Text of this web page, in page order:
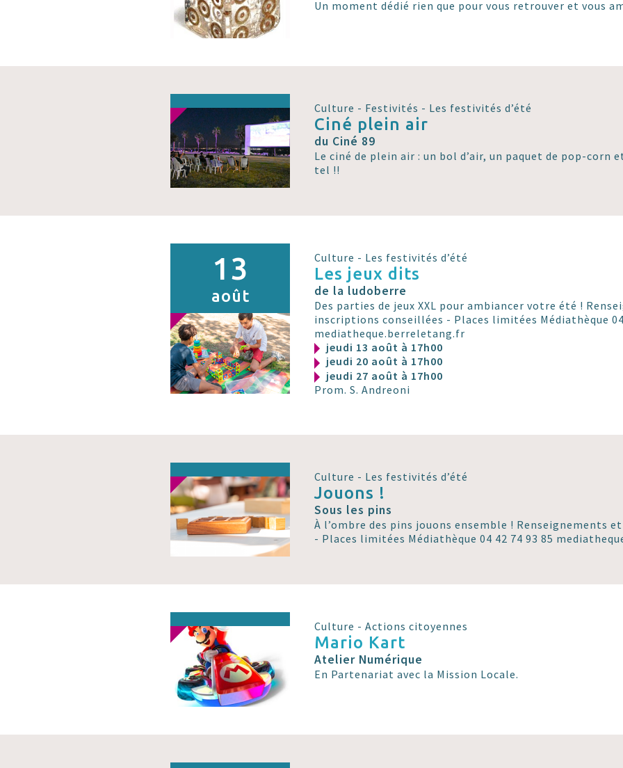
Un moment dédié rien que pour vous retrouver et vous
Culture - Festivités - Les festivités d’été
Ciné plein air
du Ciné 89
Le ciné de plein air : un bol d’air, un paquet de pop-corn
tel !!
13
août
Culture - Les festivités d’été
Les jeux dits
de la ludoberre
Des parties de jeux XXL pour ambiancer votre été !
inscriptions conseillées - Places limitées Médiathèque 04
mediatheque.berreletang.fr
jeudi 13 août à 17h00
jeudi 20 août à 17h00
jeudi 27 août à 17h00
Prom. S. Andreoni
Culture - Les festivités d’été
Jouons !
Sous les pins
À l’ombre des pins jouons ensemble ! Renseignements
- Places limitées Médiathèque 04 42 74 93 85
Culture - Actions citoyennes
Mario Kart
Atelier Numérique
En Partenariat avec la Mission Locale.